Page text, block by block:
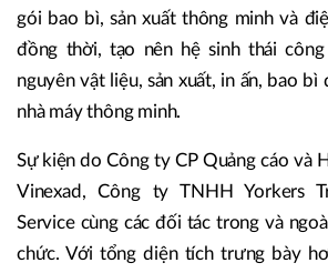
gói bao bì, sản xuất thông minh và
đồng thời, tạo nên hệ sinh thái
nguyên vật liệu, sản xuất, in ấn, bao
nhà máy thông minh.
Sự kiện do Công ty CP Quảng cáo và
Vinexad, Công ty TNHH Yorkers
Service cùng các đối tác trong và
chức. Với tổng diện tích trưng bày